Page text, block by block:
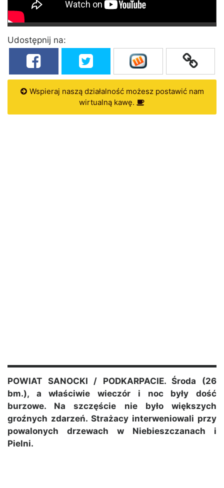
Udostępnij na:
Wspieraj naszą działalność możesz postawić nam
wirtualną kawę.
POWIAT SANOCKI / PODKARPACIE. Środa (26
bm.), a właściwie wieczór i noc były dość
burzowe. Na szczęście nie było większych
groźnych zdarzeń. Strażacy interweniowali przy
powalonych drzewach w Niebieszczanach i
Pielni.